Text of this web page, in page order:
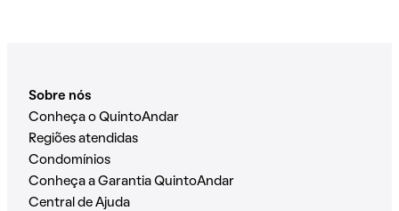
Sobre nós
Conheça o QuintoAndar
Regiões atendidas
Condomínios
Conheça a Garantia QuintoAndar
Central de Ajuda